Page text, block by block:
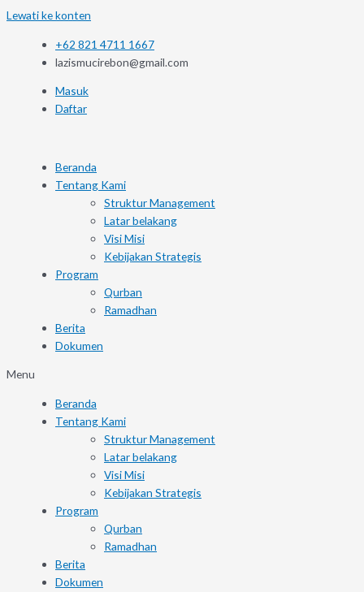
Lewati ke konten
+62 821 4711 1667
lazismucirebon@gmail.com
Masuk
Daftar
Beranda
Tentang Kami
Struktur Management
Latar belakang
Visi Misi
Kebijakan Strategis
Program
Qurban
Ramadhan
Berita
Dokumen
Menu
Beranda
Tentang Kami
Struktur Management
Latar belakang
Visi Misi
Kebijakan Strategis
Program
Qurban
Ramadhan
Berita
Dokumen